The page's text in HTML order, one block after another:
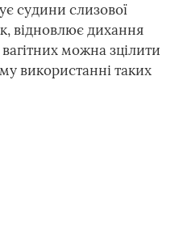
судини слизової
відновлює дихання
можна зцілити
використанні таких